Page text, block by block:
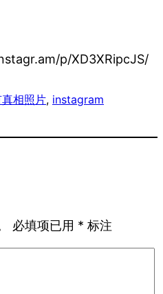
p/XD3XRipcJS/
相照片, instagram
必填项已用 * 标注